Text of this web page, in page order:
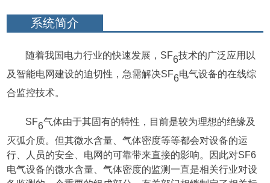
系统简介
随着我国电力行业的快速发展， SF6技术的广泛应用以
及智能电网建设的迫切性，急需解决SF6电气设备的在线综
合监控技术。
SF6气体由于其固有的特性，目前是较为理想的绝缘及
灭弧介质。但其微水含量、气体密度等等都会对设备的运
行、人员的安全、电网的可靠带来直接的影响。因此对SF6
电气设备的微水含量、气体密度的监测一直是相关行业对设